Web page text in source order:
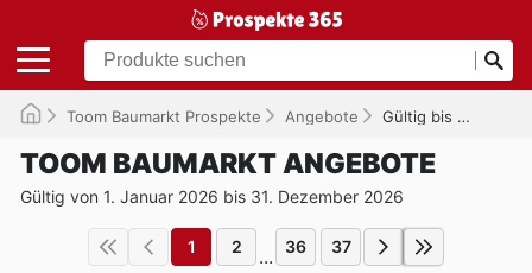
Toom Baumarkt Prospekte Angebote Gültig bis 31.12.2026
TOOM BAUMARKT ANGEBOTE
Gültig von 1. Januar 2026 bis 31. Dezember 2026
1 2 ... 36 37